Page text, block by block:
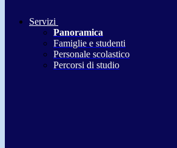
Servizi
Panoramica
Famiglie e studenti
Personale scolastico
Percorsi di studio